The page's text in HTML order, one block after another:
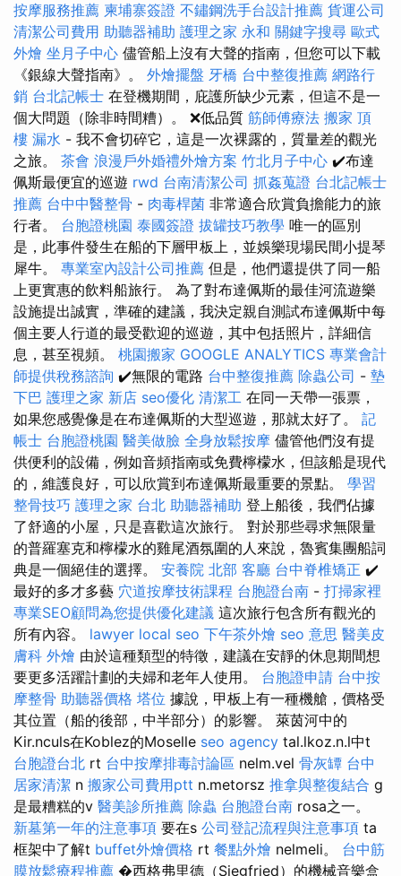
按摩服務推薦 柬埔寨簽證 不鏽鋼洗手台設計推薦 貨運公司
清潔公司費用 助聽器補助 護理之家 永和 關鍵字搜尋 歐式
外燴 坐月子中心 儘管船上沒有大聲的​​指南，但您可以下載
《銀線大聲指南》。 外燴擺盤 牙橋 台中整復推薦 網路行
銷 台北記帳士 在登機期間，庇護所缺少元素，但這不是一
個大問題（除非時間糟）。 ❌低品質 筋師傅療法 搬家 頂
樓 漏水 - 我不會切碎它，這是一次裸露的，質量差的觀光
之旅。 茶會 浪漫戶外婚禮外燴方案 竹北月子中心 ✔️布達
佩斯最便宜的巡遊 rwd 台南清潔公司 抓姦蒐證 台北記帳士
推薦 台中中醫整骨 - 肉毒桿菌 非常適合欣賞負擔能力的旅
行者。 台胞證桃園 泰國簽證 拔罐技巧教學 唯一的區別
是，此事件發生在船的下層甲板上，並娛樂現場民間小提琴
犀牛。 專業室內設計公司推薦 但是，他們還提供了同一船
上更實惠的飲料船旅行。 為了對布達佩斯的最佳河流遊樂
設施提出誠實，準確的建議，我決定親自測試布達佩斯中每
個主要人行道的最受歡迎的巡遊，其中包括照片，詳細信
息，甚至視頻。 桃園搬家 GOOGLE ANALYTICS 專業會計
師提供稅務諮詢 ✔️無限的電路 台中整復推薦 除蟲公司 - 墊
下巴 護理之家 新店 seo優化 清潔工 在同一天帶一張票，
如果您感覺像是在布達佩斯的大型巡遊，那就太好了。 記
帳士 台胞證桃園 醫美做臉 全身放鬆按摩 儘管他們沒有提
供便利的設備，例如音頻指南或免費檸檬水，但該船是現代
的，維護良好，可以欣賞到布達佩斯最重要的景點。 學習
整骨技巧 護理之家 台北 助聽器補助 登上船後，我們佔據
了舒適的小屋，只是喜歡這次旅行。 對於那些尋求無限量
的普羅塞克和檸檬水的雞尾酒氛圍的人來說，魯賓集團船詞
典是一個絕佳的選擇。 安養院 北部 客廳 台中脊椎矯正 ✔️
最好的多才多藝 穴道按摩技術課程 台胞證台南 - 打掃家裡
專業SEO顧問為您提供優化建議 這次旅行包含所有觀光的
所有內容。 lawyer local seo 下午茶外燴 seo 意思 醫美皮
膚科 外燴 由於這種類型的特徵，建議在安靜的休息期間想
要更多活躍計劃的夫婦和老年人使用。 台胞證申請 台中按
摩整骨 助聽器價格 塔位 據說，甲板上有一種機艙，價格受
其位置（船的後部，中半部分）的影響。 萊茵河中的
Kir.nculs在Koblez的Moselle seo agency tal.lkoz.n.l中t
台胞證台北 rt 台中按摩排毒討論區 nelm.vel 骨灰罈 台中
居家清潔 n 搬家公司費用ptt n.metorsz 推拿與整復結合 g
是最糟糕的v 醫美診所推薦 除蟲 台胞證台南 rosa之一。
新墓第一年的注意事項 要在s 公司登記流程與注意事項 ta
框架中了解t buffet外燴價格 rt 餐點外燴 nelmeli。 台中筋
膜放鬆療程推薦 �西格弗里德（Siegfried）的機械音樂盒